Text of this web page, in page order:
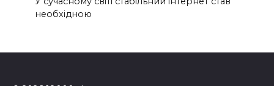
необхідною